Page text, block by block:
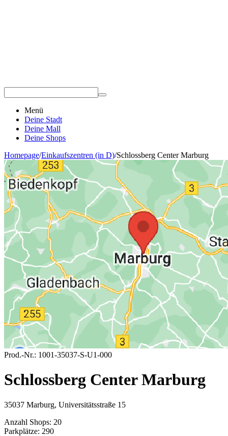
Menü
Deine Stadt
Deine Mall
Deine Shops
Homepage/Einkaufszentren (in D)/Schlossberg Center Marburg
Prod.-Nr.: 1001-35037-S-U1-000
Schlossberg Center Marburg
35037 Marburg, Universitätsstraße 15
Anzahl Shops: 20
Parkplätze: 290